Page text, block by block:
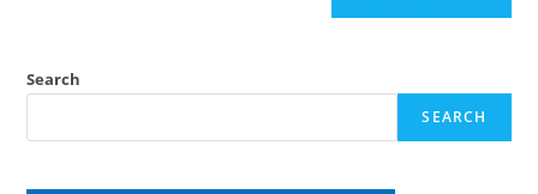
Search
SEARCH